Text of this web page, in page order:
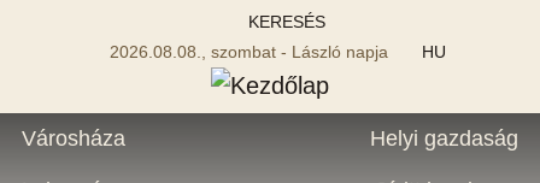
KERESÉS
2026.08.08., szombat - László napja
HU
Városháza Helyi gazdaság